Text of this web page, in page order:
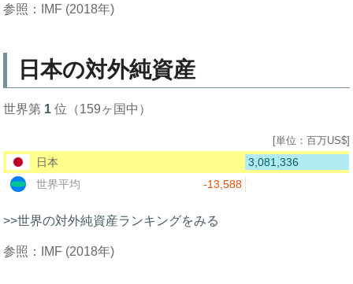
参照：IMF (2018年)
日本の対外純資産
世界第 1 位（159ヶ国中）
[単位：百万US$]
日本
3,081,336
世界平均
-13,588
>>世界の対外純資産ランキングをみる
参照：IMF (2018年)